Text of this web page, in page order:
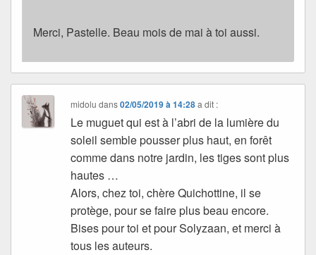
Merci, Pastelle. Beau mois de mai à toi aussi.
midolu dans02/05/2019 à 14:28 a dit :
Le muguet qui est à l’abri de la lumière du
soleil semble pousser plus haut, en forêt
comme dans notre jardin, les tiges sont plus
hautes …
Alors, chez toi, chère Quichottine, il se
protège, pour se faire plus beau encore.
Bises pour toi et pour Solyzaan, et merci à
tous les auteurs.